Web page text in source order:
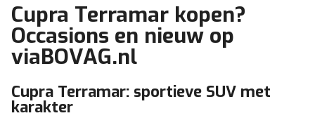
Cupra Terramar kopen?
Occasions en nieuw op
viaBOVAG.nl
Cupra Terramar: sportieve SUV met
karakter